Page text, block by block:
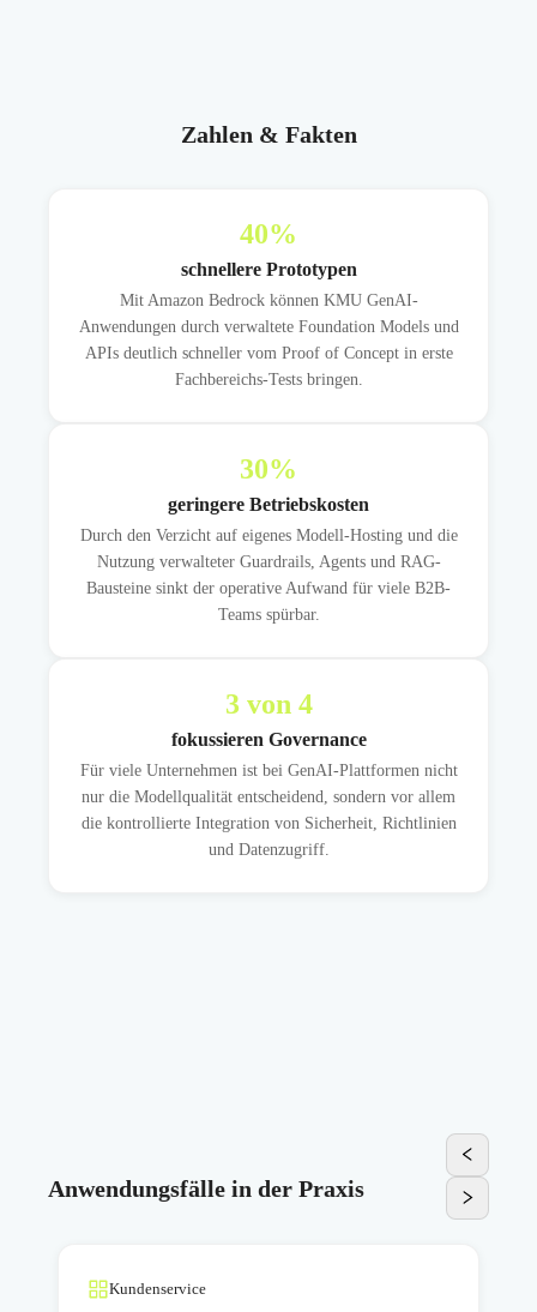
Zahlen & Fakten
40%
schnellere Prototypen
Mit Amazon Bedrock können KMU GenAI-
Anwendungen durch verwaltete Foundation Models und
APIs deutlich schneller vom Proof of Concept in erste
Fachbereichs-Tests bringen.
30%
geringere Betriebskosten
Durch den Verzicht auf eigenes Modell-Hosting und die
Nutzung verwalteter Guardrails, Agents und RAG-
Bausteine sinkt der operative Aufwand für viele B2B-
Teams spürbar.
3von 4
fokussieren Governance
Für viele Unternehmen ist bei GenAI-Plattformen nicht
nur die Modellqualität entscheidend, sondern vor allem
die kontrollierte Integration von Sicherheit, Richtlinien
und Datenzugriff.
Anwendungsfälle in der Praxis
Kundenservice